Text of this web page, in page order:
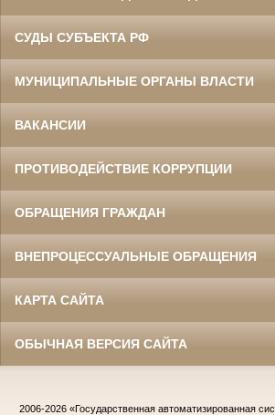
СУДЫ СУБЪЕКТА РФ
МУНИЦИПАЛЬНЫЕ ОРГАНЫ ВЛАСТИ
ВАКАНСИИ
ПРОТИВОДЕЙСТВИЕ КОРРУПЦИИ
ОБРАЩЕНИЯ ГРАЖДАН
ВНЕПРОЦЕССУАЛЬНЫЕ ОБРАЩЕНИЯ
КАРТА САЙТА
ОБЫЧНАЯ ВЕРСИЯ САЙТА
2006-2026 «Государственная автоматизированная